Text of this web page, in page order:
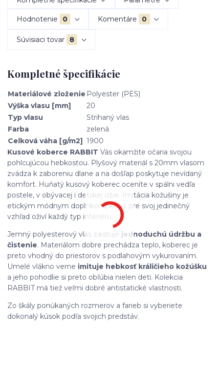
Hodnotenie 0 Komentáre 0
Súvisiaci tovar 8
Kompletné špecifikácie
Materiálové zloženie Polyester (PES)
Výška vlasu [mm]
20
Typ vlasu
Strihaný vlas
Farba
zelená
Celková váha [g/m2]
1900
Kusové koberce RABBIT Vás okamžite očaria svojou
pohlcujúcou hebkosťou. Plyšový materiál s 20mm vlasom
zvádza k zaboreniu dlane a na došľap poskytuje nevídaný
komfort. Huňatý kusový koberec oceníte v spálni vedľa
postele, v obývacej i detskej izbe. Imitácia kožušiny je
etickým módnym doplnkom, ktorý pre svoj jedinečný
vzhľad oživí každý typ interiéru.
Jemný polyesterový vlas zaisťuje jednoduchú údržbu a
čistenie. Materiálom dobre prechádza teplo, koberec je
preto vhodný do priestorov s podlahovým vykurovaním.
Umelé vlákno verne imituje hebkosť králičieho kožúšku
a jeho pohodlie si preto obľúbia nielen deti. Kolekcia
RABBIT má tiež veľmi dobré antistatické vlastnosti.
Zo škály ponúkaných rozmerov a farieb si vyberiete
dokonalý kúsok podľa svojich predstáv.